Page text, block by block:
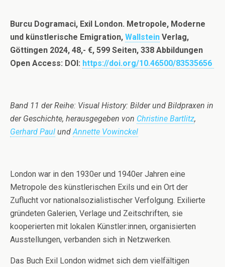
Burcu Dogramaci, Exil London. Metropole, Moderne
und künstlerische Emigration, Wallstein Verlag,
Göttingen 2024, 48,- €, 599 Seiten, 338 Abbildungen
Open Access: DOI: https://doi.org/10.46500/83535656
Band 11 der Reihe: Visual History: Bilder und Bildpraxen in
der Geschichte, herausgegeben von Christine Bartlitz,
Gerhard Paul undAnnette Vowinckel
London war in den 1930er und 1940er Jahren eine
Metropole des künstlerischen Exils und ein Ort der
Zuflucht vor nationalsozialistischer Verfolgung. Exilierte
gründeten Galerien, Verlage und Zeitschriften, sie
kooperierten mit lokalen Künstler:innen, organisierten
Ausstellungen, verbanden sich in Netzwerken.
Das Buch Exil London widmet sich dem vielfältigen